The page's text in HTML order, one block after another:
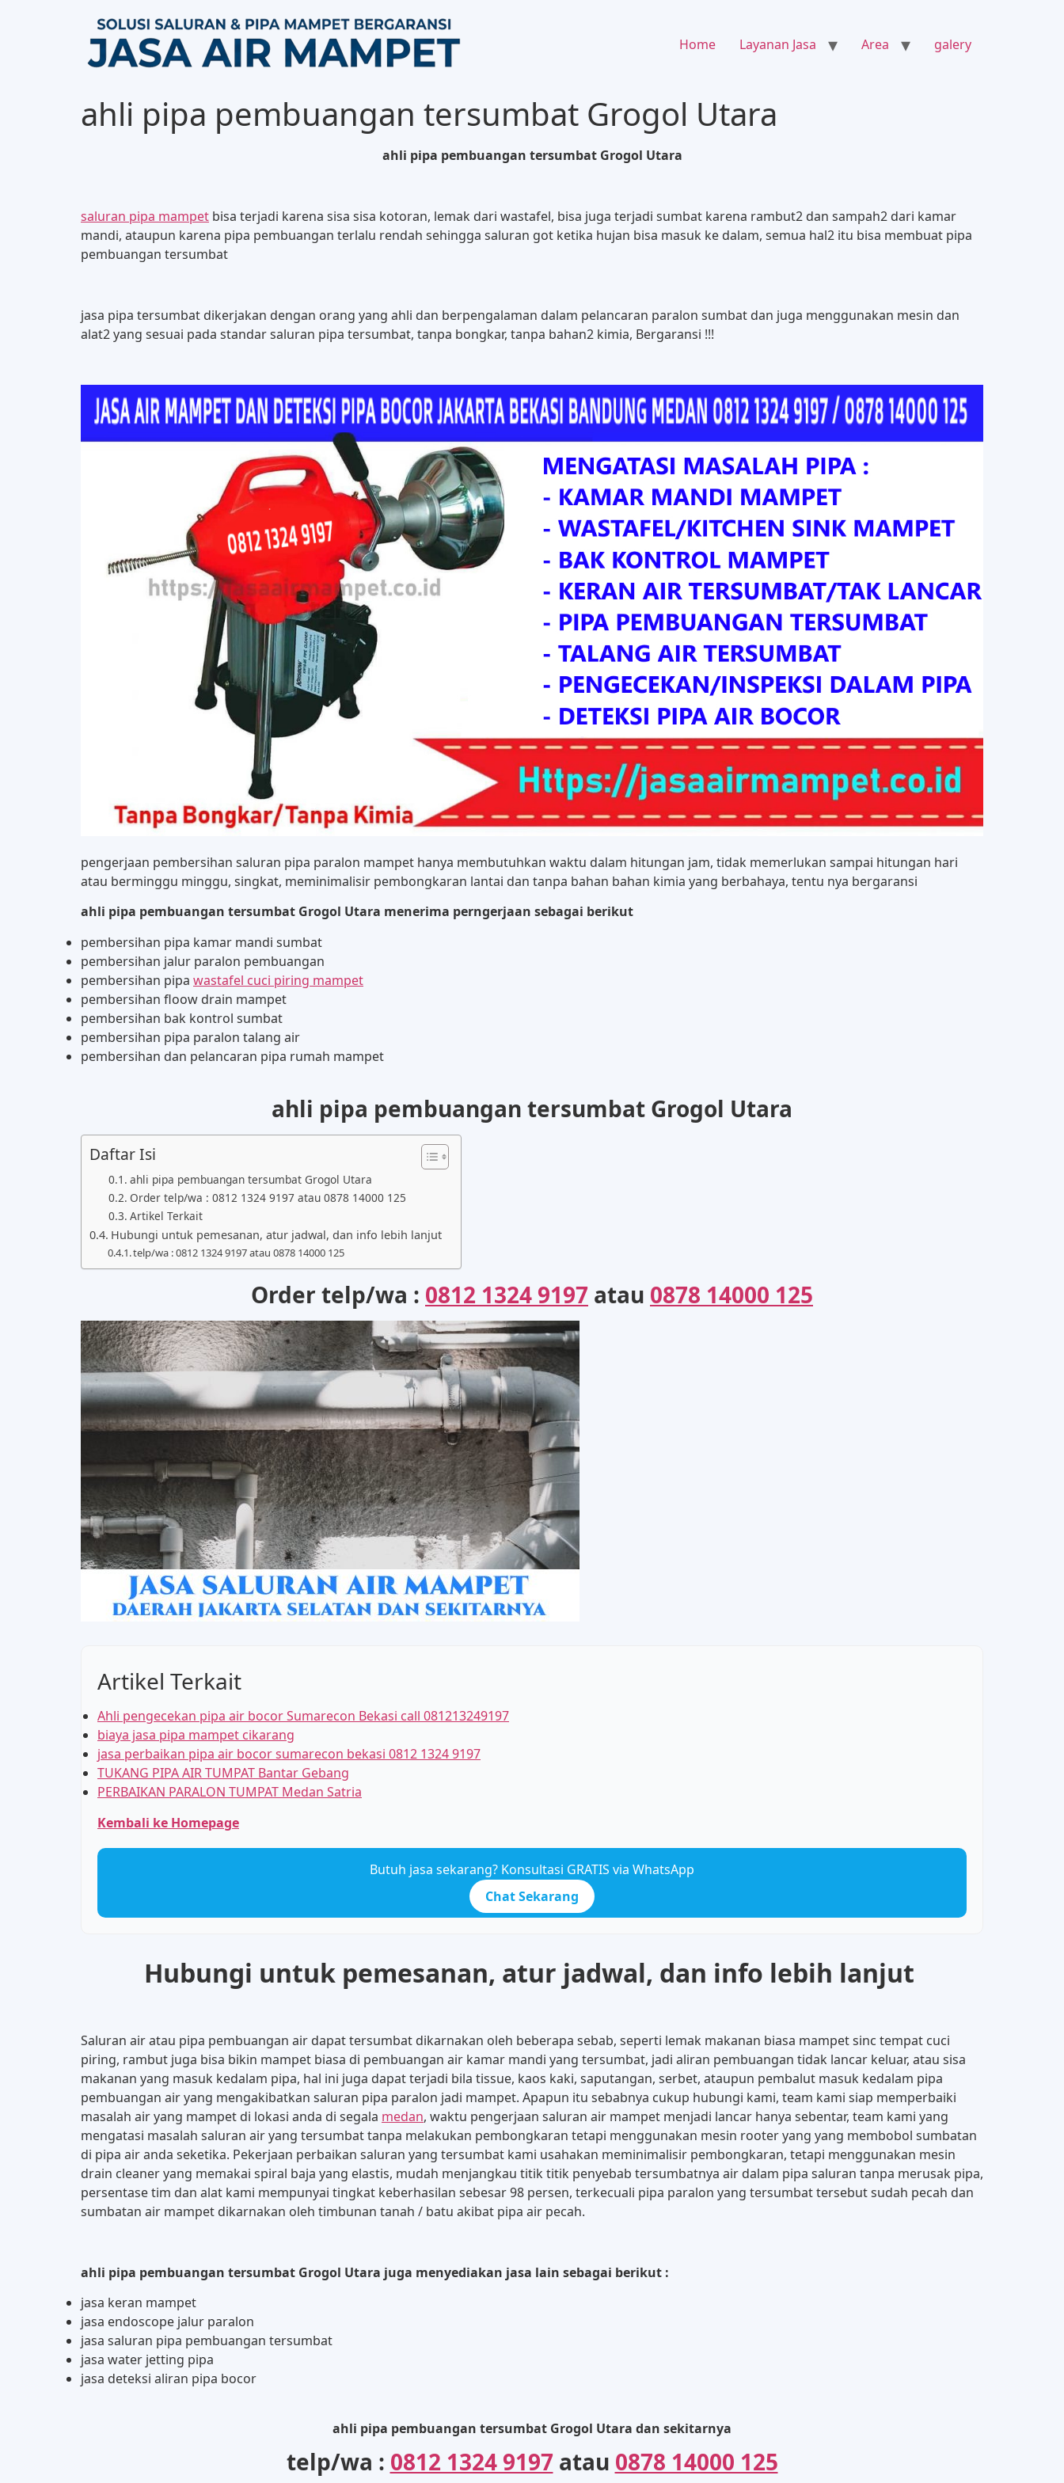
Home Layanan Jasa Area galery
ahli pipa pembuangan tersumbat Grogol Utara
ahli pipa pembuangan tersumbat Grogol Utara
saluran pipa mampet bisa terjadi karena sisa sisa kotoran, lemak dari wastafel, bisa juga terjadi sumbat karena rambut2 dan sampah2 dari kamar
mandi, ataupun karena pipa pembuangan terlalu rendah sehingga saluran got ketika hujan bisa masuk ke dalam, semua hal2 itu bisa membuat pipa
pembuangan tersumbat
jasa pipa tersumbat dikerjakan dengan orang yang ahli dan berpengalaman dalam pelancaran paralon sumbat dan juga menggunakan mesin dan
alat2 yang sesuai pada standar saluran pipa tersumbat, tanpa bongkar, tanpa bahan2 kimia, Bergaransi !!!
pengerjaan pembersihan saluran pipa paralon mampet hanya membutuhkan waktu dalam hitungan jam, tidak memerlukan sampai hitungan hari
atau berminggu minggu, singkat, meminimalisir pembongkaran lantai dan tanpa bahan bahan kimia yang berbahaya, tentu nya bergaransi
ahli pipa pembuangan tersumbat Grogol Utara menerima perngerjaan sebagai berikut
pembersihan pipa kamar mandi sumbat
pembersihan jalur paralon pembuangan
pembersihan pipa wastafel cuci piring mampet
pembersihan floow drain mampet
pembersihan bak kontrol sumbat
pembersihan pipa paralon talang air
pembersihan dan pelancaran pipa rumah mampet
ahli pipa pembuangan tersumbat Grogol Utara
Daftar Isi
ahli pipa pembuangan tersumbat Grogol Utara
Order telp/wa : 0812 1324 9197 atau 0878 14000 125
Artikel Terkait
Hubungi untuk pemesanan, atur jadwal, dan info lebih lanjut
telp/wa : 0812 1324 9197 atau 0878 14000 125
Order telp/wa : 0812 1324 9197 atau 0878 14000 125
Artikel Terkait
Ahli pengecekan pipa air bocor Sumarecon Bekasi call 081213249197
biaya jasa pipa mampet cikarang
jasa perbaikan pipa air bocor sumarecon bekasi 0812 1324 9197
TUKANG PIPA AIR TUMPAT Bantar Gebang
PERBAIKAN PARALON TUMPAT Medan Satria
Kembali ke Homepage
Butuh jasa sekarang? Konsultasi GRATIS via WhatsApp
Chat Sekarang
Hubungi untuk pemesanan, atur jadwal, dan info lebih lanjut
Saluran air atau pipa pembuangan air dapat tersumbat dikarnakan oleh beberapa sebab, seperti lemak makanan biasa mampet sinc tempat cuci
piring, rambut juga bisa bikin mampet biasa di pembuangan air kamar mandi yang tersumbat, jadi aliran pembuangan tidak lancar keluar, atau sisa
makanan yang masuk kedalam pipa, hal ini juga dapat terjadi bila tissue, kaos kaki, saputangan, serbet, ataupun pembalut masuk kedalam pipa
pembuangan air yang mengakibatkan saluran pipa paralon jadi mampet. Apapun itu sebabnya cukup hubungi kami, team kami siap memperbaiki
masalah air yang mampet di lokasi anda di segala medan, waktu pengerjaan saluran air mampet menjadi lancar hanya sebentar, team kami yang
mengatasi masalah saluran air yang tersumbat tanpa melakukan pembongkaran tetapi menggunakan mesin rooter yang yang membobol sumbatan
di pipa air anda seketika. Pekerjaan perbaikan saluran yang tersumbat kami usahakan meminimalisir pembongkaran, tetapi menggunakan mesin
drain cleaner yang memakai spiral baja yang elastis, mudah menjangkau titik titik penyebab tersumbatnya air dalam pipa saluran tanpa merusak pipa,
persentase tim dan alat kami mempunyai tingkat keberhasilan sebesar 98 persen, terkecuali pipa paralon yang tersumbat tersebut sudah pecah dan
sumbatan air mampet dikarnakan oleh timbunan tanah / batu akibat pipa air pecah.
ahli pipa pembuangan tersumbat Grogol Utara juga menyediakan jasa lain sebagai berikut :
jasa keran mampet
jasa endoscope jalur paralon
jasa saluran pipa pembuangan tersumbat
jasa water jetting pipa
jasa deteksi aliran pipa bocor
ahli pipa pembuangan tersumbat Grogol Utara dan sekitarnya
telp/wa : 0812 1324 9197 atau 0878 14000 125